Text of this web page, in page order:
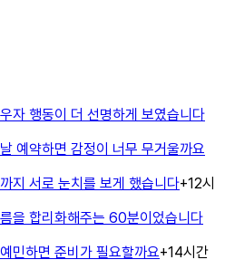
자 행동이 더 선명하게 보였습니다
예약하면 감정이 너무 무거울까요
지 서로 눈치를 보게 했습니다+12시
을 합리화해주는 60분이었습니다
민하면 준비가 필요할까요+14시간